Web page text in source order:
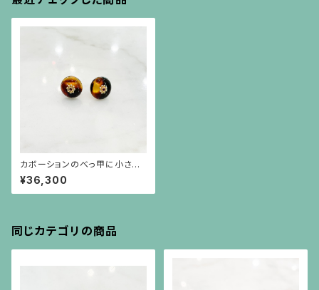
カボーションのべっ甲に小さな
ルビーと18金のピアス（10金ポ
スト）
¥36,300
同じカテゴリの商品